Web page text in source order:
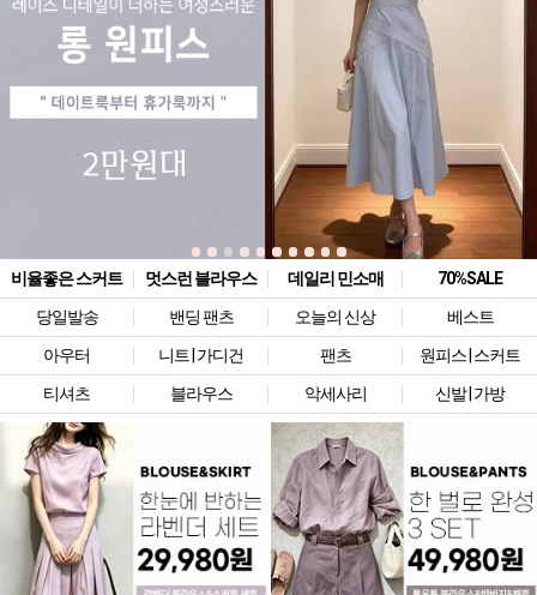
비율좋은 스커트 멋스런 블라우스 데일리 민소매
70%SALE
당일발송
밴딩 팬츠 오늘의 신상
베스트
아우터
니트 | 가디건 팬츠
원피스 | 스커트
티셔츠
블라우스 악세사리 신발 | 가방